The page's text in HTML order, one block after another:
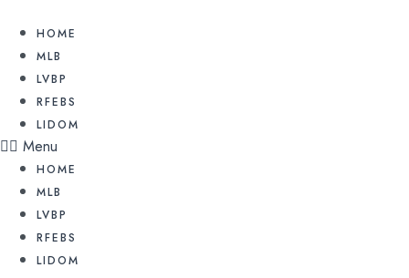
contenido
HOME
MLB
LVBP
RFEBS
LIDOM
Menu
HOME
MLB
LVBP
RFEBS
LIDOM